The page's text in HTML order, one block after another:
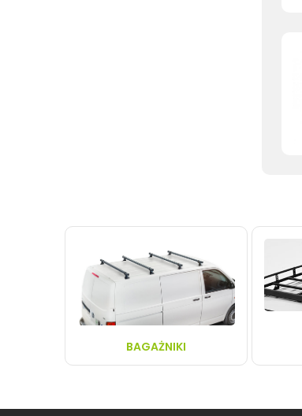
BAGAŻNIKI